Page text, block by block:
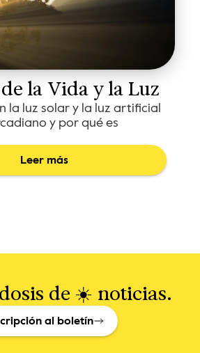
la Vida y la Luz
la luz solar y la luz artificial
y por qué es
Leer más
de ☀️ noticias.
al boletín